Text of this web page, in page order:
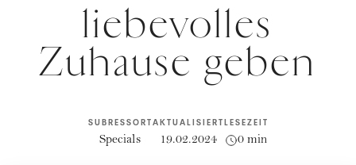
liebevolles
Zuhause geben
SUBRESSORT
Specials
AKTUALISIERT
19.02.2024
LESEZEIT
0 min